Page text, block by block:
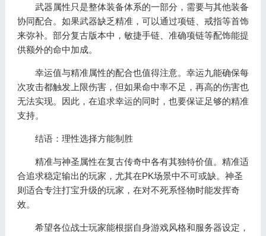
武器属性只是整体装备体系的一部分，需要与其他装备
协同配合。如果武器缺乏精准，可以通过项链、戒指等首饰
来弥补。部分复古版本中，敏捷手链、准确项链等配饰能提
供额外的命中加成。
幸运值与精准属性的配合也值得注意。幸运九能确保每
次攻击都触发上限伤害，但如果命中率不足，再高的伤害也
无法实现。因此，在追求幸运的同时，也要保证足够的精准
支持。
结语：理性选择方能制胜
精准与神圣属性在复古传奇中各有其独特价值。精准适
合追求稳定输出的玩家，尤其在PK场景中不可或缺。神圣
则适合专注打宝升级的玩家，在对不死系怪物时能发挥奇
效。
希望各位战士玩家能根据自身游戏风格和服务器设定，